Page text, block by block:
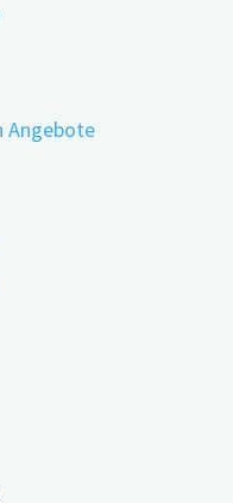
Angebote
pflegende
und
kostenfrei erhältlich
heruntergeladen
Beispiel die Oma
Monat es ist. Hier
deren